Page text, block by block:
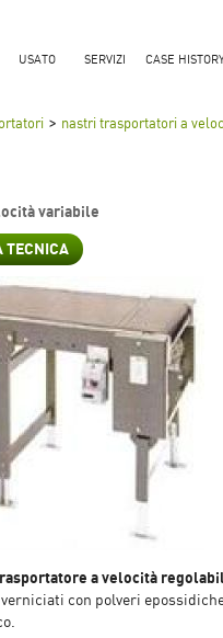
USATO SERVIZI CASE
> nastri trasportatori a
variabile
TECNICA
a velocità
con polveri